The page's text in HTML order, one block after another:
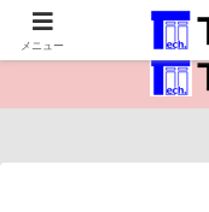
医療保健
メニュー